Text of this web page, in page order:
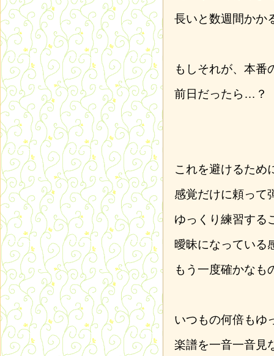
長いと数週間かか
もしそれが、本番
前日だったら…？
これを避けるため
感覚だけに頼って
ゆっくり練習する
曖昧になっている
もう一度確かなも
いつもの何倍もゆ
楽譜を一音一音見